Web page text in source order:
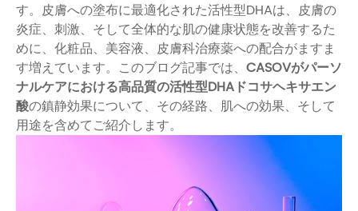
す。皮膚への塗布に最適化された活性型DHAは、皮膚の
炎症、刺激、そして全体的な肌の健康状態を改善するた
めに、化粧品、美容液、皮膚科治療薬への配合がますま
す増えています。このブログ記事では、 CASOVがパーソ
ナルケアにおける高品質の活性型DHAドコサヘキサエン
酸の鎮静効果について、その経路、肌への効果、そして
用途を含めてご紹介します。